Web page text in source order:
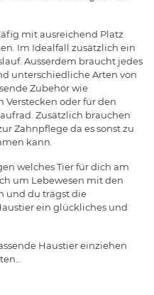
mit ausreichend Platz
Im Idealfall zusätzlich ein
Ausserdem braucht jedes
unterschiedliche Arten von
Zubehör wie
Verstecken oder für den
Zusätzlich brauchen
Zahnpflege da es sonst zu
kann.
welches Tier für dich am
um Lebewesen mit den
und du trägst die
ein glückliches und
Haustier einziehen